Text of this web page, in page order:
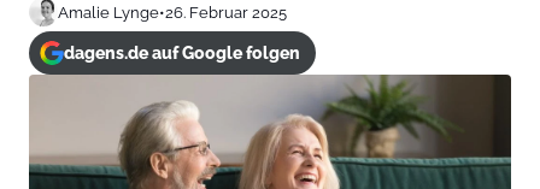
Amalie Lynge•26. Februar 2025
dagens.de auf Google folgen